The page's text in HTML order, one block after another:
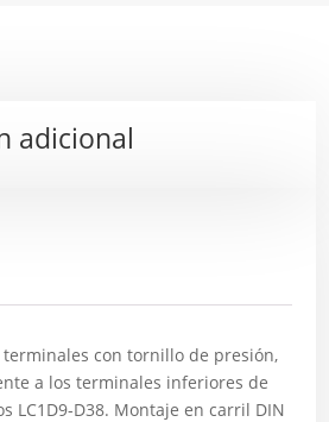
adicional
con tornillo de presión,
a los terminales inferiores de
LC1D9-D38. Montaje en carril DIN